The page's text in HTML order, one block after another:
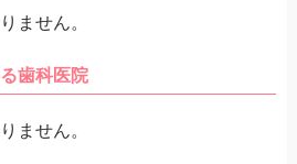
ません。
歯科医院
ません。